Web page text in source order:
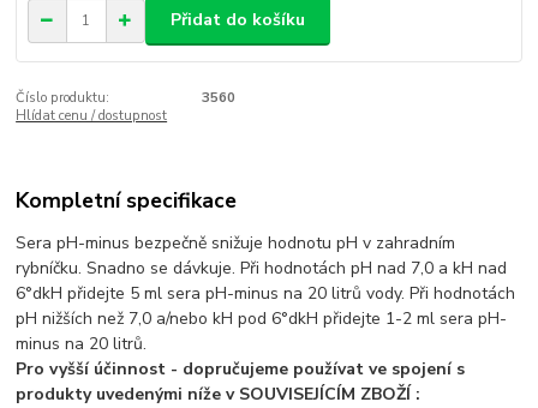
Přidat do košíku
Číslo produktu:
3560
Hlídat cenu / dostupnost
Kompletní specifikace
Sera pH-minus bezpečně snižuje hodnotu pH v zahradním
rybníčku. Snadno se dávkuje. Při hodnotách pH nad 7,0 a kH nad
6°dkH přidejte 5 ml sera pH-minus na 20 litrů vody. Při hodnotách
pH nižších než 7,0 a/nebo kH pod 6°dkH přidejte 1-2 ml sera pH-
minus na 20 litrů.
Pro vyšší účinnost - dopručujeme používat ve spojení s
produkty uvedenými níže v SOUVISEJÍCÍM ZBOŽÍ :